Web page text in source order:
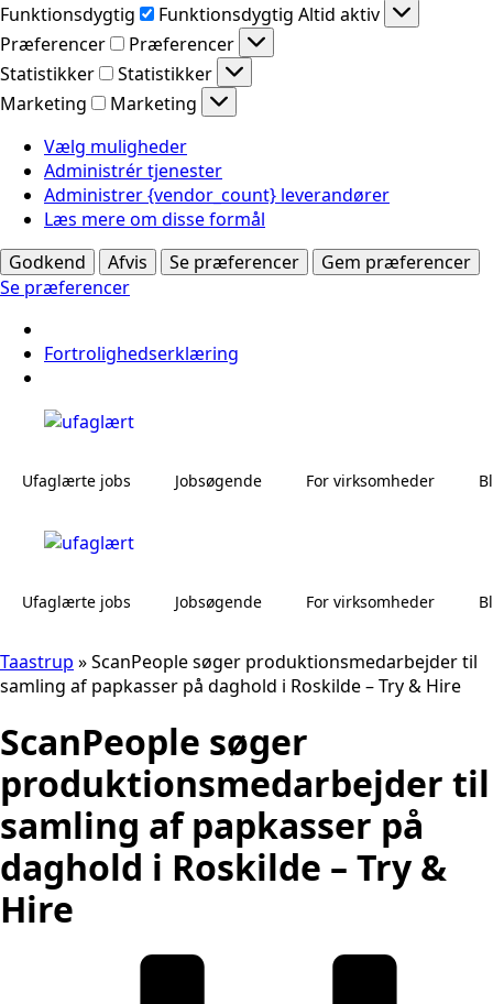
Funktionsdygtig
Funktionsdygtig Altid aktiv
Præferencer
Præferencer
Statistikker
Statistikker
Marketing
Marketing
Vælg muligheder
Administrér tjenester
Administrer {vendor_count} leverandører
Læs mere om disse formål
Godkend
Afvis Se præferencer
Gem præferencer
Se præferencer
Fortrolighedserklæring
Ufaglærte jobs Jobsøgende For virksomheder
Ufaglærte jobs Jobsøgende For virksomheder
Taastrup »ScanPeople søger produktionsmedarbejder til
samling af papkasser på daghold i Roskilde – Try & Hire
ScanPeople søger
produktionsmedarbejder til
samling af papkasser på
daghold i Roskilde – Try &
Hire